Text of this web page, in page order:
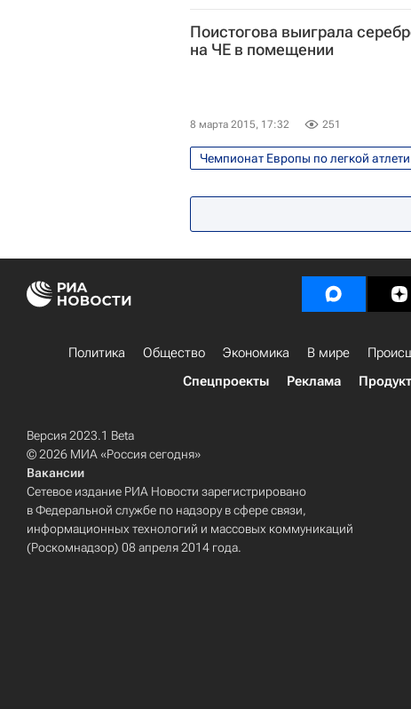
Чехия
Весь мир
Поистогова выиграла
на ЧЕ в помещении
8 марта 2015, 17:32 251
Чемпионат Европы по легкой
Политика Общество Экономика В мире
Спецпроекты
Реклама
Версия 2023.1 Beta
© 2026 МИА «Россия сегодня»
Вакансии
Сетевое издание РИА Новости зарегистрировано
в Федеральной службе по надзору в сфере связи,
информационных технологий и массовых коммуникаций
(Роскомнадзор) 08 апреля 2014 года.